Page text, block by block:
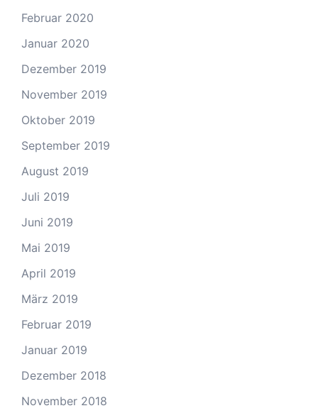
Februar 2020
Januar 2020
Dezember 2019
November 2019
Oktober 2019
September 2019
August 2019
Juli 2019
Juni 2019
Mai 2019
April 2019
März 2019
Februar 2019
Januar 2019
Dezember 2018
November 2018